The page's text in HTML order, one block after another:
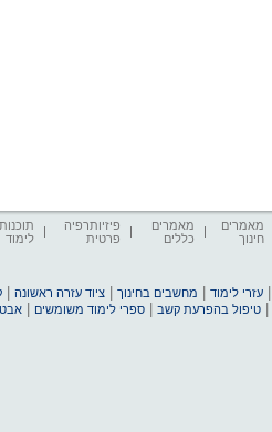
מאמרים
חינוך
מאמרים
כללים
פיזיותרפיה
פרטית
תוכנות
לימוד
עזרי לימוד מחשבים בחינוך |ציוד עזרה ראשונה |
|טיפול בהפרעת קשב |ספרי לימוד משומשים |